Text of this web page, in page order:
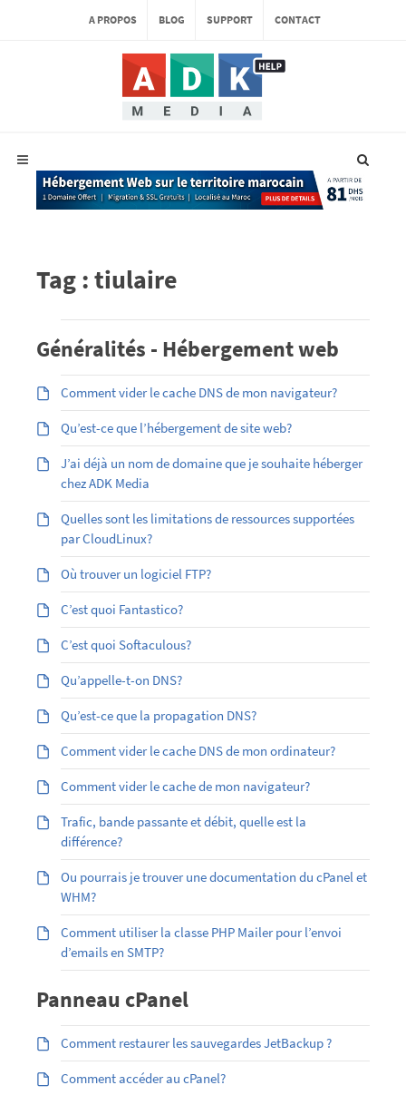
A PROPOS BLOG SUPPORT CONTACT
Tag : tiulaire
Généralités - Hébergement web
Comment vider le cache DNS de mon navigateur?
Qu’est-ce que l’hébergement de site web?
J’ai déjà un nom de domaine que je souhaite héberger
chez ADK Media
Quelles sont les limitations de ressources supportées
par CloudLinux?
Où trouver un logiciel FTP?
C’est quoi Fantastico?
C’est quoi Softaculous?
Qu’appelle-t-on DNS?
Qu’est-ce que la propagation DNS?
Comment vider le cache DNS de mon ordinateur?
Comment vider le cache de mon navigateur?
Trafic, bande passante et débit, quelle est la
différence?
Ou pourrais je trouver une documentation du cPanel et
WHM?
Comment utiliser la classe PHP Mailer pour l’envoi
d’emails en SMTP?
Panneau cPanel
Comment restaurer les sauvegardes JetBackup ?
Comment accéder au cPanel?